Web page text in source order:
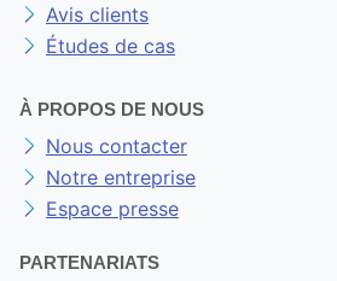
Avis clients
Études de cas
À PROPOS DE NOUS
Nous contacter
Notre entreprise
Espace presse
PARTENARIATS